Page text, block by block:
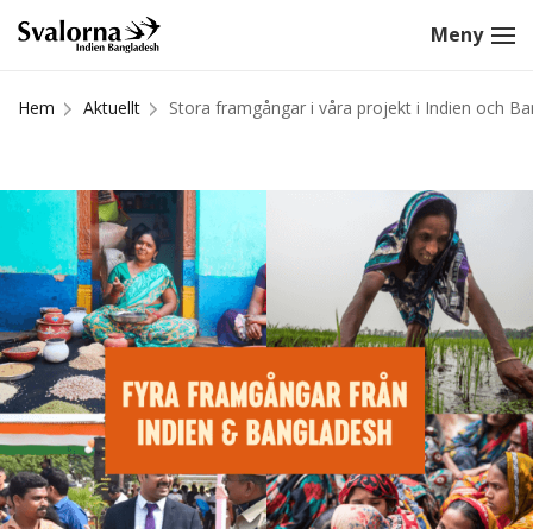
Hem Aktuellt Stora framgångar i våra projekt i Indien och